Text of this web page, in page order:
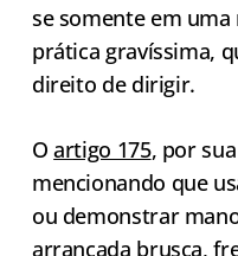
se somente em
prática gravíssima,
direito de dirigir.
Oartigo 175, por
mencionando que
ou demonstrar
arrancada brusca,